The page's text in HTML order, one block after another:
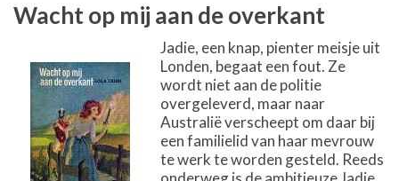
Wacht op mij aan de overkant
Jadie, een knap, pienter meisje uit
Londen, begaat een fout. Ze
wordt niet aan de politie
overgeleverd, maar naar
Australië verscheept om daar bij
een familielid van haar mevrouw
te werk te worden gesteld. Reeds